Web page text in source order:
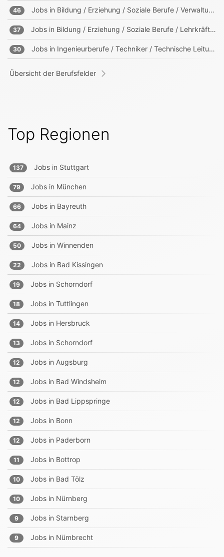
46 Jobs in Bildung / Erziehung / Soziale Berufe / Verwaltung in Bildungs- und sozialen Einrichtungen
37 Jobs in Bildung / Erziehung / Soziale Berufe / Lehrkräfte, Trainer, Ausbilder
30 Jobs in Ingenieurberufe / Techniker / Technische Leitung, Projektleitung
Übersicht der Berufsfelder
Top Regionen
137 Jobs in Stuttgart
79 Jobs in München
66 Jobs in Bayreuth
64 Jobs in Mainz
50 Jobs in Winnenden
22 Jobs in Bad Kissingen
19 Jobs in Schorndorf
18 Jobs in Tuttlingen
14 Jobs in Hersbruck
13 Jobs in Schorndorf
12 Jobs in Augsburg
12 Jobs in Bad Windsheim
12 Jobs in Bad Lippspringe
12 Jobs in Bonn
12 Jobs in Paderborn
11 Jobs in Bottrop
10 Jobs in Bad Tölz
10 Jobs in Nürnberg
9 Jobs in Starnberg
9 Jobs in Nümbrecht